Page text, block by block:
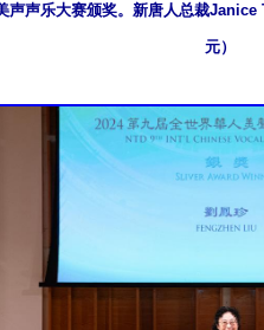
声声乐大赛颁奖。新唐人总裁
元）